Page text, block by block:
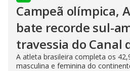
Campeã olímpica,
bate recorde sul-
travessia do Canal
A atleta brasileira completa os
masculina e feminina do